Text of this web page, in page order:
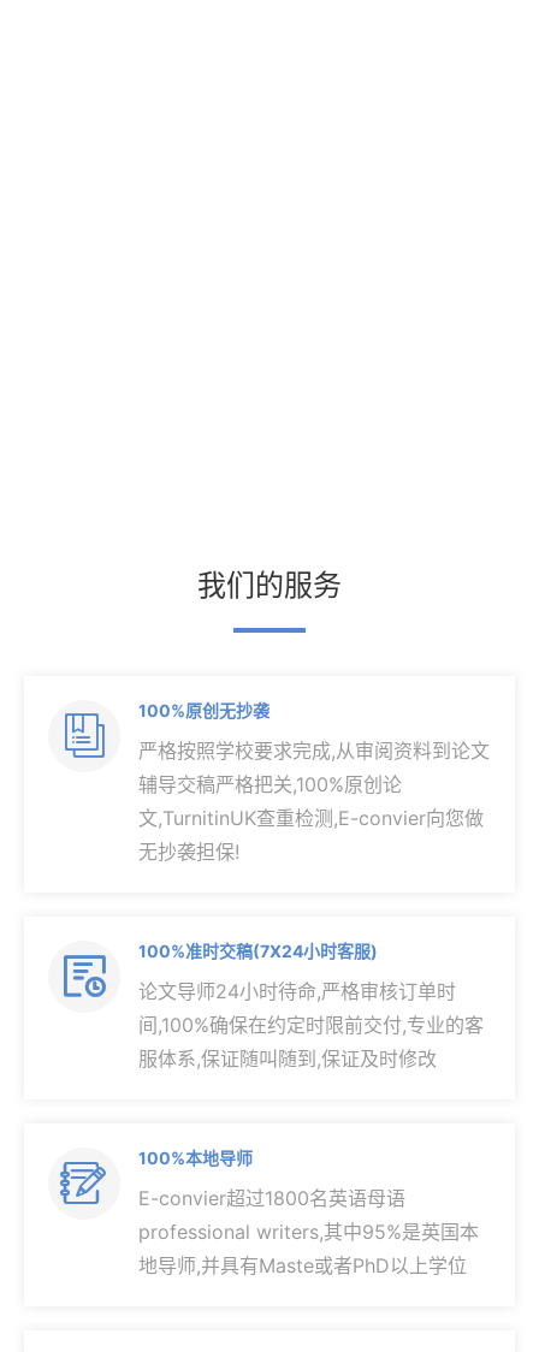
我们的服务

100%原创无抄袭
严格按照学校要求完成,从审阅资料到论文
辅导交稿严格把关,100%原创论
文,TurnitinUK查重检测,E-convier向您做
无抄袭担保!

100%准时交稿(7X24小时客服)
论文导师24小时待命,严格审核订单时
间,100%确保在约定时限前交付,专业的客
服体系,保证随叫随到,保证及时修改

100%本地导师
E-convier超过1800名英语母语
professional writers,其中95%是英国本
地导师,并具有Maste或者PhD以上学位